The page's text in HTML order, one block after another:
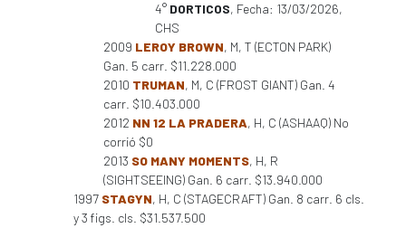
4° DORTICOS, Fecha: 13/03/2026,
CHS
2009 LEROY BROWN, M, T (ECTON PARK)
Gan. 5 carr. $11.228.000
2010 TRUMAN, M, C (FROST GIANT) Gan. 4
carr. $10.403.000
2012 NN 12 LA PRADERA, H, C (ASHAAQ) No
corrió $0
2013 SO MANY MOMENTS, H, R
(SIGHTSEEING) Gan. 6 carr. $13.940.000
1997 STAGYN, H, C (STAGECRAFT) Gan. 8 carr. 6 cls.
y 3 figs. cls. $31.537.500